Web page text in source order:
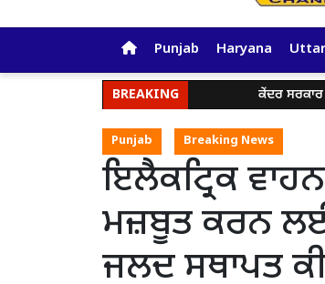
Punjab Haryana
BREAKING ਕੇਂਦਰ ਸਰਕਾਰ ਝੋਨੇ
Punjab Breaking News
ਇਲੈਕਟ੍ਰਿਕ
ਮਜ਼ਬੂਤ ਕਰਨ
ਜਲਦ ਸਥਾਪਤ